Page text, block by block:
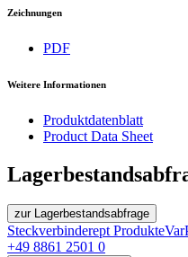
Zeichnungen
PDF
Weitere Informationen
Produktdatenblatt
Product Data Sheet
zur Lagerbestandsabfrage
Steckverbinderept Produkte
+49 8861 2501 0